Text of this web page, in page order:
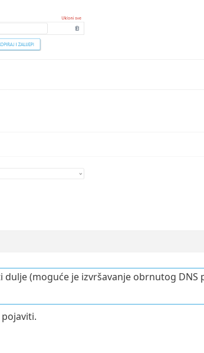
(moguće je izvršavanje obrnutog DNS
pojaviti.